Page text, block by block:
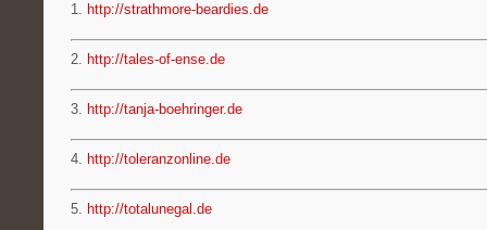
1. http://strathmore-beardies.de
2. http://tales-of-ense.de
3. http://tanja-boehringer.de
4. http://toleranzonline.de
5. http://totalunegal.de